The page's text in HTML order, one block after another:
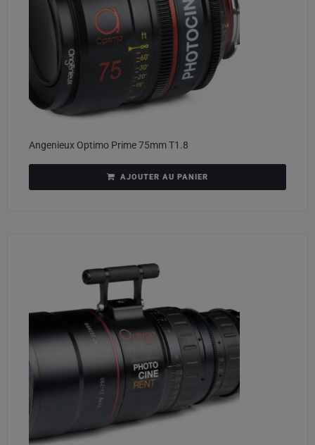
Angenieux Optimo Prime 75mm T1.8
AJOUTER AU PANIER